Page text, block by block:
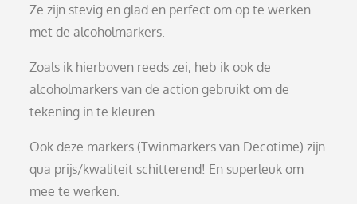
Ze zijn stevig en glad en perfect om op te werken
met de alcoholmarkers.
Zoals ik hierboven reeds zei, heb ik ook de
alcoholmarkers van de action gebruikt om de
tekening in te kleuren.
Ook deze markers (Twinmarkers van Decotime) zijn
qua prijs/kwaliteit schitterend! En superleuk om
mee te werken.